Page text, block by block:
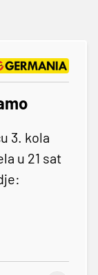
3. kola
u 21 sat